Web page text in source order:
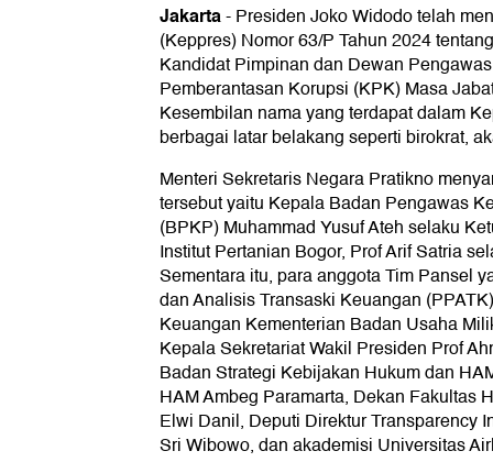
Jakarta-Presiden Joko Widodo telah
(Keppres) Nomor 63/P Tahun 2024
Kandidat Pimpinan dan Dewan
Pemberantasan Korupsi (KPK) Masa
Kesembilan nama yang terdapat dalam
berbagai latar belakang seperti birokrat,
Menteri Sekretaris Negara Pratikno
tersebut yaitu Kepala Badan Pengawas
(BPKP) Muhammad Yusuf Ateh selaku
Institut Pertanian Bogor, Prof Arif Satria
Sementara itu, para anggota Tim Pansel
dan Analisis Transaski Keuangan
Keuangan Kementerian Badan Usaha
Kepala Sekretariat Wakil Presiden Prof
Badan Strategi Kebijakan Hukum dan
HAM Ambeg Paramarta, Dekan Fakultas
Elwi Danil, Deputi Direktur Transparency
Sri Wibowo, dan akademisi Universitas